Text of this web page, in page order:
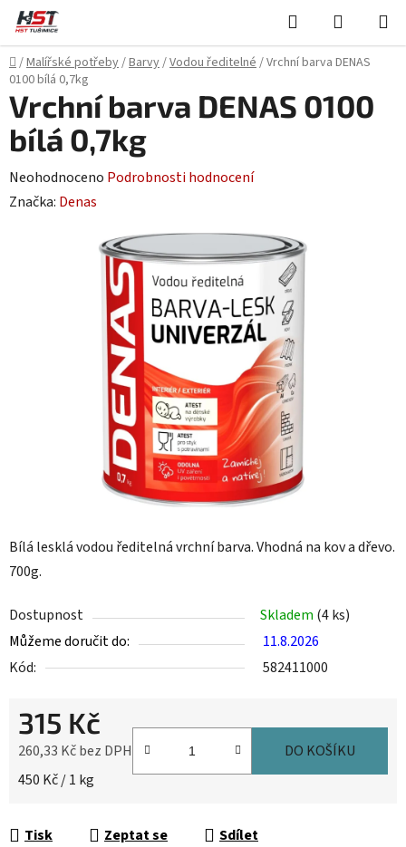
Přejít
obsah
Hledat
KOŠÍK
Domů
/Malířské potřeby/Barvy/Vodou ředitelné/Vrchní barva DENAS
0100 bílá 0,7kg
Bílá lesklá vodou ředitelná vrchní barva. Vhodná na kov a dřevo.
700g.
Dostupnost Skladem (4 ks)
Můžeme doručit do:
11.8.2026
Kód:
582411000
315 Kč
260,33 Kč bez DPH
Měrná cena:
450 Kč / 1 kg
DO KOŠÍKU
Tisk Zeptat se Sdílet
Vrchní barva DENAS 0100
bílá 0,7kg
Průměrné
hodnocení
Neohodnoceno Podrobnosti hodnocení
Značka: Denas